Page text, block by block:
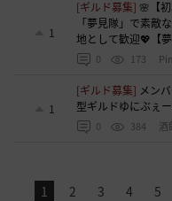
1
[ギルド募集] 🌸【
「夢見隊」で素敵
地として歓迎💖【
0 173
1
[ギルド募集] メン
型ギルドゆにぶぇ
0 384 酒
1 2 3 4 5